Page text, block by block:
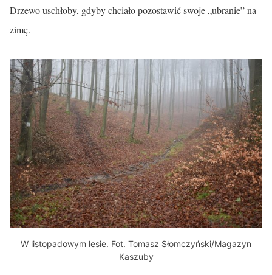
Drzewo uschłoby, gdyby chciało pozostawić swoje „ubranie” na
zimę.
W listopadowym lesie. Fot. Tomasz Słomczyński/Magazyn
Kaszuby